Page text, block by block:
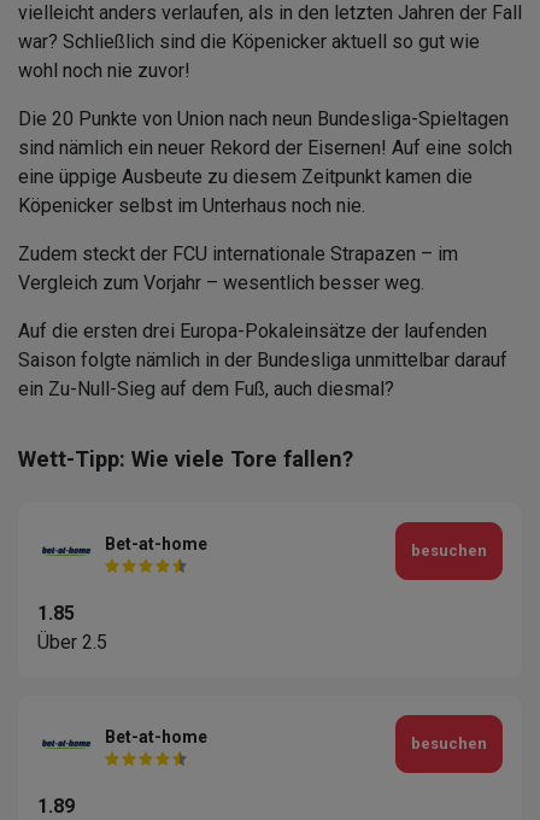
vielleicht anders verlaufen, als in den letzten Jahren der Fall
war? Schließlich sind die Köpenicker aktuell so gut wie
wohl noch nie zuvor!
Die 20 Punkte von Union nach neun Bundesliga-Spieltagen
sind nämlich ein neuer Rekord der Eisernen! Auf eine solch
eine üppige Ausbeute zu diesem Zeitpunkt kamen die
Köpenicker selbst im Unterhaus noch nie.
Zudem steckt der FCU internationale Strapazen – im
Vergleich zum Vorjahr – wesentlich besser weg.
Auf die ersten drei Europa-Pokaleinsätze der laufenden
Saison folgte nämlich in der Bundesliga unmittelbar darauf
ein Zu-Null-Sieg auf dem Fuß, auch diesmal?
Wett-Tipp: Wie viele Tore fallen?
Bet-at-home
1.85
Über 2.5
besuchen
Bet-at-home
1.89
besuchen